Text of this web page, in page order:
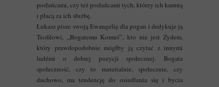
posłańcami, czy też posłańcami tych, którzy ich karmią
i płacą za ich służbę.
Łukasz pisze swoją Ewangelię dla pogan i dedykuje ją
Teofilowi, „Bogatemu Komuś”, kto nie jest Żydem,
który prawdopodobnie mógłby ją czytać z innymi
ludźmi o dobrej pozycji społecznej. Bogata
społeczność, czy to materialnie, społecznie, czy
duchowo, ma tendencję do osiedlania się i bycia